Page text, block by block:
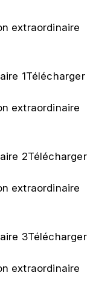
extraordinaire
1Télécharger
extraordinaire
2Télécharger
extraordinaire
3Télécharger
extraordinaire